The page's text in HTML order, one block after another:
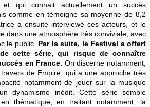
qui connait actuellement un succès
comme en témoigne sa moyenne de 8,2
a ensuite interviewé ces acteurs, et le
dans une atmosphère très conviviale, avec
le public. Par la suite, le Festival a offert
cette série, qui risque de connaître
en France. On discerne notamment,
de Empire, qui a une approche très
notamment de jouer sur la musique
dynamisme inédit. Cette série semble
thématique, en traitant notamment, la